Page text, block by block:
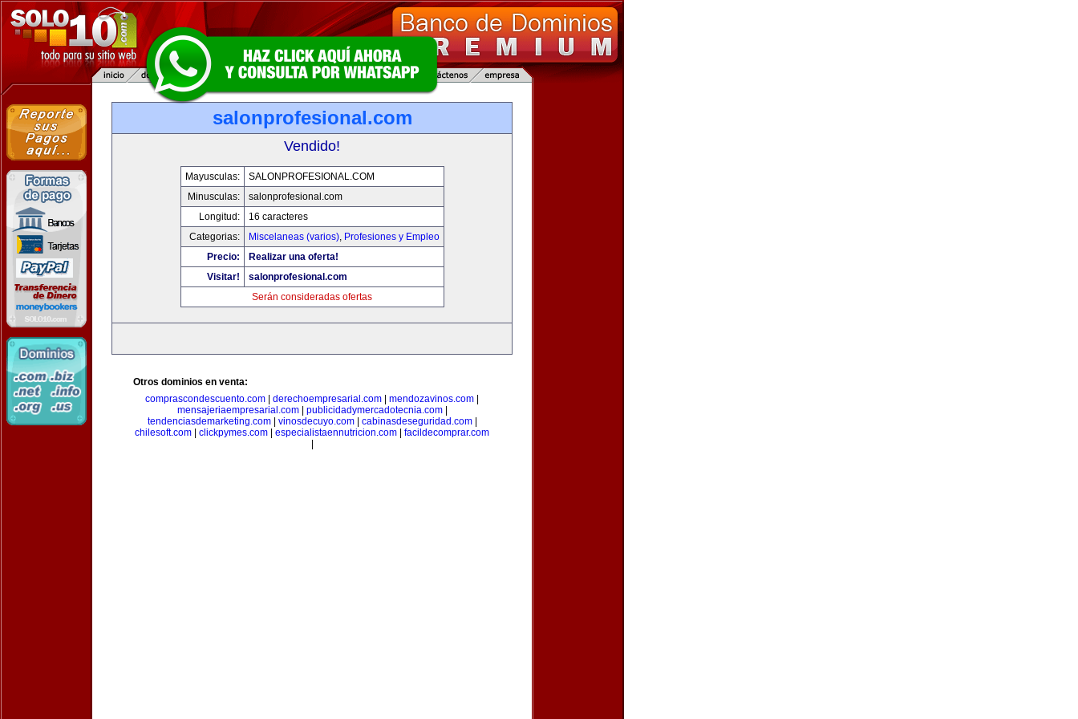
salonprofesional.com
Vendido!
Mayusculas:
SALONPROFESIONAL.COM
Minusculas:
salonprofesional.com
Longitud:
16 caracteres
Categorias:
Miscelaneas (varios), Profesiones y Empleo
Precio:
Realizar una oferta!
Visitar!
salonprofesional.com
Serán consideradas ofertas
Otros dominios en venta:
comprascondescuento.com
derechoempresarial.com mendozavinos.com
mensajeriaempresarial.com| publicidadymercadotecnia.com|
tendenciasdemarketing.com| vinosdecuyo.com| cabinasdeseguridad.com|
chilesoft.com
clickpymes.com especialistaennutricion.com
facildecomprar.com